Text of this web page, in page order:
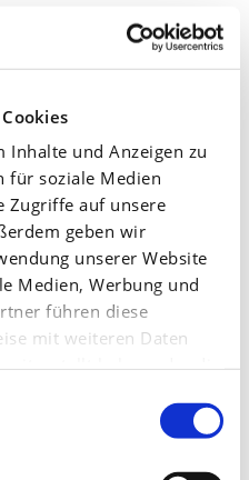
Inhalte und Anzeigen zu
für soziale Medien
Zugriffe auf unsere
geben wir
unserer Website
Medien, Werbung und
führen diese
mit weiteren Daten
haben oder die
unerlässlich. Gerade
sehr immobil und für
haben in
Wasser
doch noch eine
Gibt es